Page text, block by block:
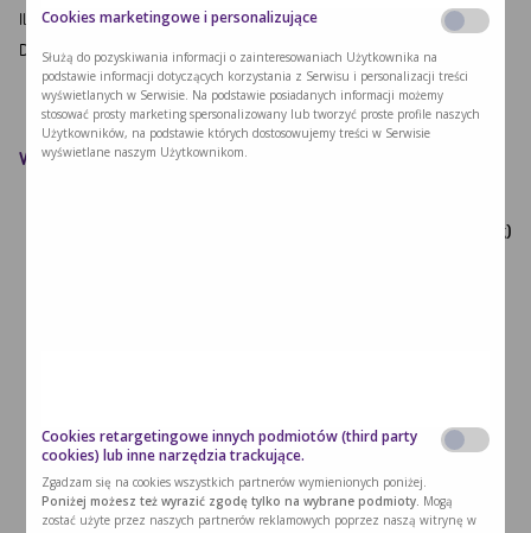
Ilość energii: 1313 kcal
Dla ilu osób jest danie: 1
Wartość odżywcza przepisu
PHE (mg)
Olej rzepakowy 25 225 0
Mąka niskobiałkowa PKU 250 957.5 1
Cukier 10 39.9 0 0
Cookies marketingowe i personalizujące
Służą do pozyskiwania informacji o zainteresowaniach Użytkownika na
podstawie informacji dotyczących korzystania z Serwisu i personalizacji treści
wyświetlanych w Serwisie. Na podstawie posiadanych informacji możemy
stosować prosty marketing spersonalizowany lub tworzyć proste profile naszych
Użytkowników, na podstawie których dostosowujemy treści w Serwisie
wyświetlane naszym Użytkownikom.
Cookies retargetingowe innych podmiotów (third party
cookies) lub inne narzędzia trackujące.
Zgadzam się na cookies wszystkich partnerów wymienionych poniżej.
Poniżej możesz też wyrazić zgodę tylko na wybrane podmioty. Mogą
zostać użyte przez naszych partnerów reklamowych poprzez naszą witrynę w